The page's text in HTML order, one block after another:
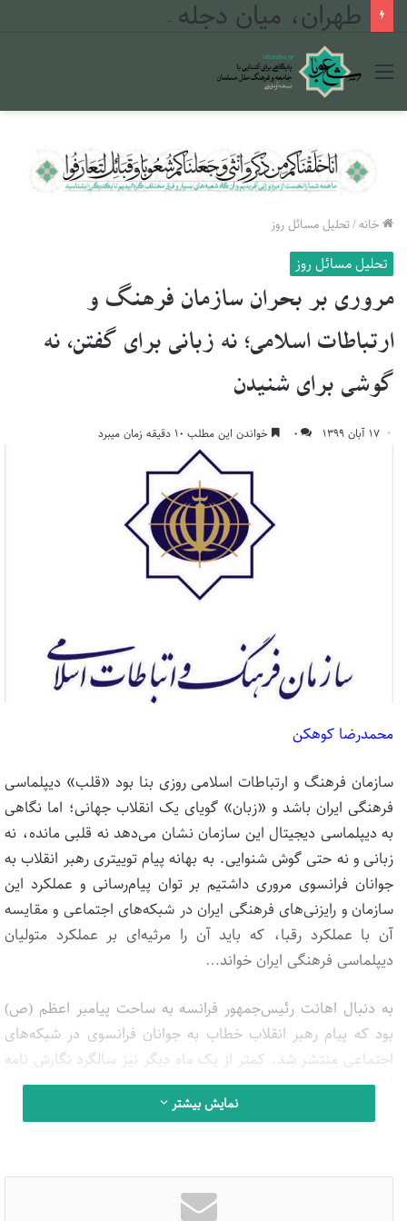
طهران، میان دجله و فرات
منو
خانه/تحلیل مسائل روز
تحلیل مسائل روز
مروری بر بحران سازمان فرهنگ و
ارتباطات اسلامی؛ نه زبانی برای گفتن، نه
گوشی برای شنیدن
۱۷ آبان ۱۳۹۹ ۰ خواندن این مطلب ۱۰ دقیقه زمان میبرد
محمدرضا کوهکن
سازمان فرهنگ و ارتباطات اسلامی روزی بنا بود «قلب» دیپلماسی
فرهنگی ایران باشد و «زبان» گویای یک انقلاب جهانی؛ اما نگاهی
به دیپلماسی دیجیتال این سازمان نشان می‌دهد نه قلبی مانده، نه
زبانی و نه حتی گوش شنوایی. به بهانه پیام توییتری رهبر انقلاب به
جوانان فرانسوی مروری داشتیم بر توان پیام‌رسانی و عملکرد این
سازمان و رایزنی‌های فرهنگی ایران در شبکه‌های اجتماعی و مقایسه
آن با عملکرد رقبا، که باید آن را مرثیه‌ای بر عملکرد متولیان
دیپلماسی فرهنگی ایران خواند…
به دنبال اهانت رئیس‌جمهور فرانسه به ساحت پیامبر اعظم (ص)
بود که پیام رهبر انقلاب خطاب به جوانان فرانسوی در شبکه‌های
اجتماعی منتشر شد. کمتر از یک ماه دیگر نیز سالگرد نگارش نامه
ایشان به جوانان غربی فرامی‌رسد. در وضعیت کنونی آزادی بیان
امپراتوری رسانه‌ای غربی، بخشی از بار رساندن این پیام‌ها به
فرهنگ و ارتباطات اسلامی» بوده و هست. به این بهانه مراجعه‌ای
نمایش بیشتر